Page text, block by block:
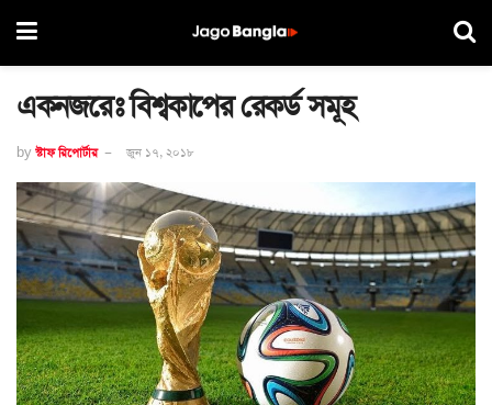
একনজরেঃ বিশ্বকাপের রেকর্ড সমূহ
by স্টাফ রিপোর্টার জুন ১৭, ২০১৮